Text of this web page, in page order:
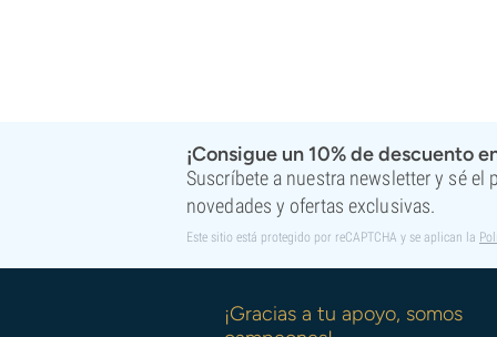
¡Consigue un 10% de descuento
Suscríbete a nuestra newsletter y sé el
novedades y ofertas exclusivas.
Este sitio está protegido por reCAPTCHA y se aplican la
¡Gracias a tu apoyo, somos